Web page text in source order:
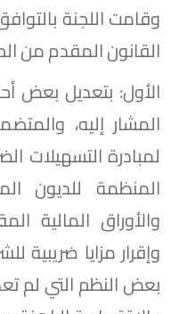
وقامت اللجنة
القانون المقدم من
الأول: بتعديل بعض
المشار إليه،
لمبادرة التسهيلات
المنظمة للديون
والأوراق المالية
وإقرار مزايا ضريبية
بعض النظم التي لم